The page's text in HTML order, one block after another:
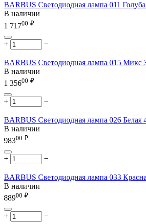
BARBUS Светодиодная лампа 011
В наличии
1 71700 ₽
+ −
BARBUS Светодиодная лампа 015 Микс
В наличии
1 35600 ₽
+ −
BARBUS Светодиодная лампа 026 Белая
В наличии
98300 ₽
+ −
BARBUS Светодиодная лампа 033
В наличии
88900 ₽
+ −